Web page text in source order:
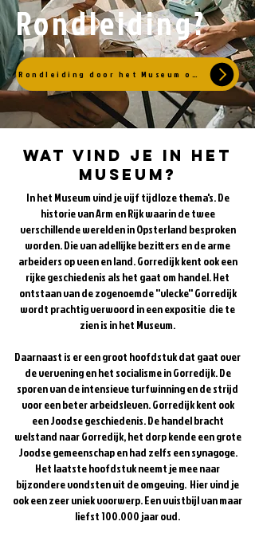
Rondleiding?
Rondleiding door het Museum of het dorp? Meld je aan..
Wat vind je in het
museum?
In het Museum vind je vijf tijdloze thema's. De
historie van Arm en Rijk waarin de twee
verschillende werelden in Opsterland besproken
worden. Die van adellijke bezitters en de arme
arbeiders op veen en land. Gorredijk kent ook een
rijke geschiedenis als het gaat om handel. Het
ontstaan van de zogenoemde ''vlecke'' Gorredijk
wordt prachtig verwoord in een expositie die te
zien is in het Museum.
Daarnaast is er een groot hoofdstuk dat gaat over
de vervening en het socialisme in Gorredijk. De
sporen van de intensieve turfwinning en de strijd
voor een beter arbeidsleven. Gorredijk kent ook
een Joodse geschiedenis. De handel bracht
welstand naar Gorredijk, het dorp kende een grote
Joodse gemeenschap en had zelfs een synagoge.
Het laatste hoofdstuk neemt je mee naar
bijzondere vondsten uit de omgeving. Hier vind je
ook een zeer uniek voorwerp. Een vuistbijl van maar
liefst 100.000 jaar oud.